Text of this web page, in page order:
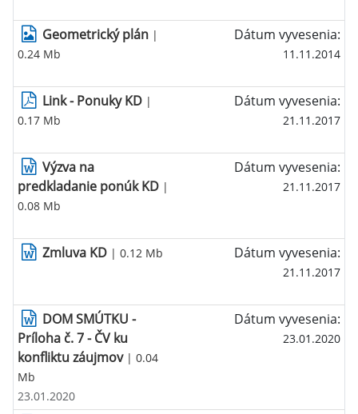
Geometrický plán |
0.24 Mb
Dátum vyvesenia:
11.11.2014
Link - Ponuky KD |
0.17 Mb
Dátum vyvesenia:
21.11.2017
Výzva na
predkladanie ponúk KD |
0.08 Mb
Dátum vyvesenia:
21.11.2017
Zmluva KD | 0.12 Mb Dátum vyvesenia:
21.11.2017
DOM SMÚTKU -
Príloha č. 7 - ČV ku
konfliktu záujmov| 0.04
Mb
Dátum vyvesenia:
23.01.2020
23.01.2020